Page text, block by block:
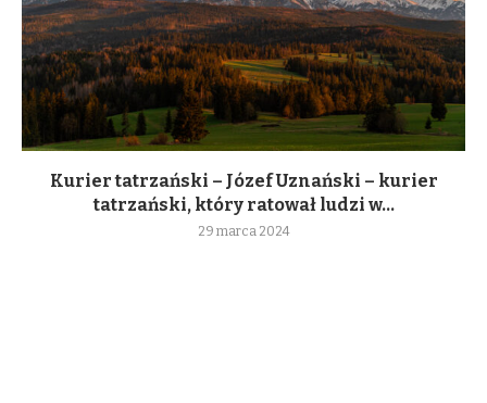
Kurier tatrzański – Józef Uznański – kurier
tatrzański, który ratował ludzi w...
29 marca 2024